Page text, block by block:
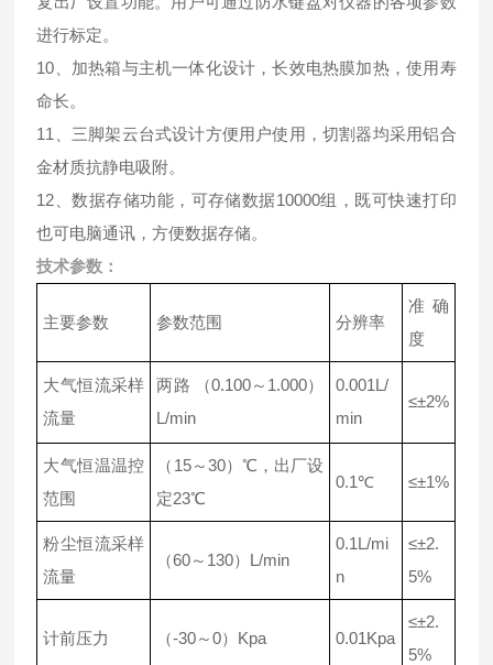
进行标定。
10、加热箱与主机一体化设计，长效电热膜加热，使用寿
命长。
11、三脚架云台式设计方便用户使用，切割器均采用铝合
金材质抗静电吸附。
12、数据存储功能，可存储数据10000组，既可快速打印
也可电脑通讯，方便数据存储。
技术参数：
主要参数 参数范围 分辨率
准确
度
大气恒流采样
流量
两路 （0.100～1.000）
L/min
0.001L/
min
≤±2%
大气恒温温控
范围
（15～30）℃，出厂设
定23℃
0.1℃ ≤±1%
粉尘恒流采样
流量
（60～130）L/min
0.1L/mi
n
≤±2.
5%
计前压力 （-30～0）Kpa 0.01Kpa
≤±2.
5%